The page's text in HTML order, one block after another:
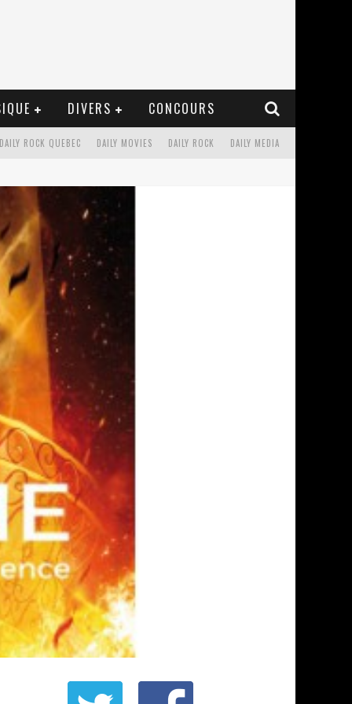
DIVERS CONCOURS
DAILY MEDIA
DAILY ROCK
DAILY MOVIES
DAILY ROCK QUEBEC